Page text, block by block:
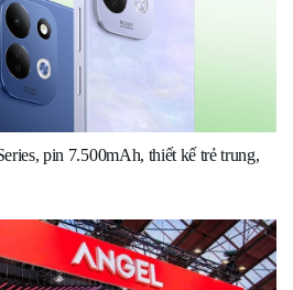
pin 7.500mAh, thiết kế trẻ trung,